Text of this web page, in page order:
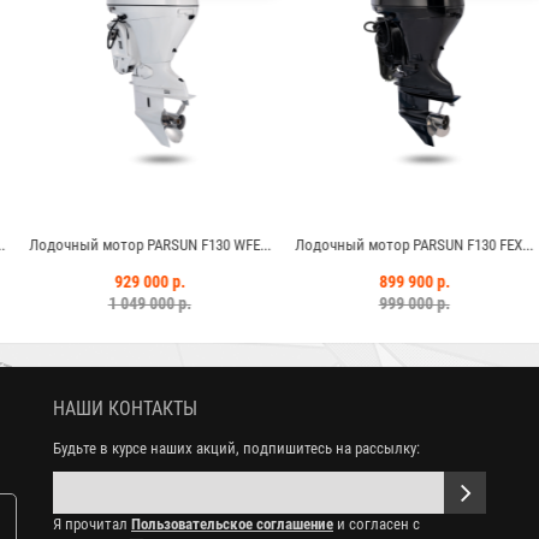
F130 WFE... Лодочный мотор PARSUN F130 FEX... Лодочный мотор
НАШИ КОНТАКТЫ
Будьте в курсе наших акций, подпишитесь на рассылку:
Я прочитал Пользовательское соглашение и согласен с